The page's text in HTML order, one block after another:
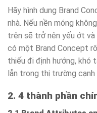
Hãy hình dung Brand
nhà. Nếu nền móng
trên sẽ trở nên yếu ớt
có một Brand Concept
thiếu đi định hướng, khó
lẫn trong thị trường cạnh
2. 4 thành phần